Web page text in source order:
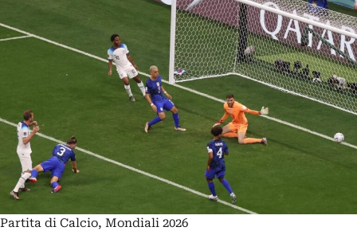
Partita di Calcio, Mondiali 2026